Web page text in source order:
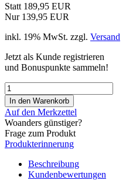
Statt 189,95 EUR
Nur 139,95 EUR
inkl. 19% MwSt. zzgl. Versand
Jetzt als Kunde registrieren
und Bonuspunkte sammeln!
Auf den Merkzettel
Woanders günstiger?
Frage zum Produkt
Produkterinnerung
Beschreibung
Kundenbewertungen